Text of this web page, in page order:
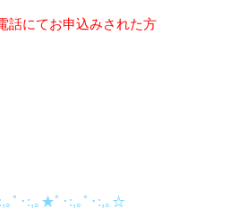
話にてお申込みされた方
｡ﾟ･:,｡★ﾟ･:,｡ﾟ･:,｡☆